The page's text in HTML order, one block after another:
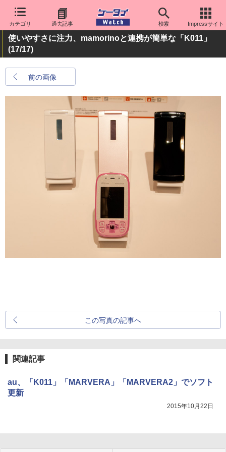
カテゴリ 過去記事 検索 Impressサイト
使いやすさに注力、mamorinoと連携が簡単な「K011」
(17/17)
前の画像
この写真の記事へ
関連記事
au、「K011」「MARVERA」「MARVERA2」でソフト
更新
2015年10月22日